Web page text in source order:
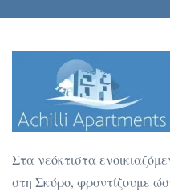
Στα νεόκτιστα
στη Σκύρο, φροντίζουμε